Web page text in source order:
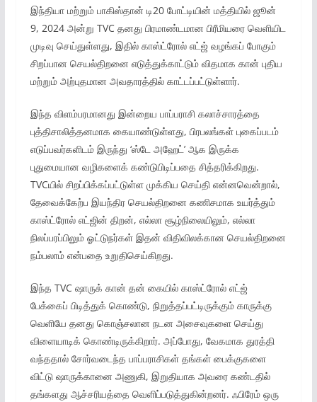
இந்தியா மற்றும் பாகிஸ்தான் டி20 போட்டியின் மத்தியில் ஜூன்
9, 2024 அன்று TVC தனது பிரமாண்டமான பிரீமியரை வெளியிட
முடிவு செய்துள்ளது, இதில் காஸ்ட்ரோல் எட்ஜ் வழங்கப் போகும்
சிறப்பான செயல்திறனை எடுத்துக்காட்டும் விதமாக கான் புதிய
மற்றும் அற்புதமான அவதாரத்தில் காட்டப்பட்டுள்ளார்.
இந்த விளம்பரமானது இன்றைய பாப்பராசி கலாச்சாரத்தை
புத்திசாலித்தனமாக கையாண்டுள்ளது, பிரபலங்கள் புகைப்படம்
எடுப்பவர்களிடம் இருந்து ‘ஸ்டே அஹேட்’ ஆக இருக்க
புதுமையான வழிகளைக் கண்டுபிடிப்பதை சித்தரிக்கிறது.
TVCயில் சிறப்பிக்கப்பட்டுள்ள முக்கிய செய்தி என்னவென்றால்,
தேவைக்கேற்ப இயந்திர செயல்திறனை கணிசமாக உயர்த்தும்
காஸ்ட்ரோல் எட்ஜின் திறன், எல்லா சூழ்நிலையிலும், எல்லா
நிலப்பரப்பிலும் ஓட்டுநர்கள் இதன் விதிவிலக்கான செயல்திறனை
நம்பலாம் என்பதை உறுதிசெய்கிறது.
இந்த TVC ஷாருக் கான் தன் கையில் காஸ்ட்ரோல் எட்ஜ்
பேக்கைப் பிடித்துக் கொண்டு, நிறுத்தப்பட்டிருக்கும் காருக்கு
வெளியே தனது கொஞ்சலான நடன அசைவுகளை செய்து
விளையாடிக் கொண்டிருக்கிறார். அப்போது, வேகமாக துரத்தி
வந்ததால் சோர்வடைந்த பாப்பராசிகள் தங்கள் பைக்குகளை
விட்டு ஷாருக்கானை அணுகி, இறுதியாக அவரை கண்டதில்
தங்களது ஆச்சரியத்தை வெளிப்படுத்துகின்றனர். ஃபிரேம் ஒரு